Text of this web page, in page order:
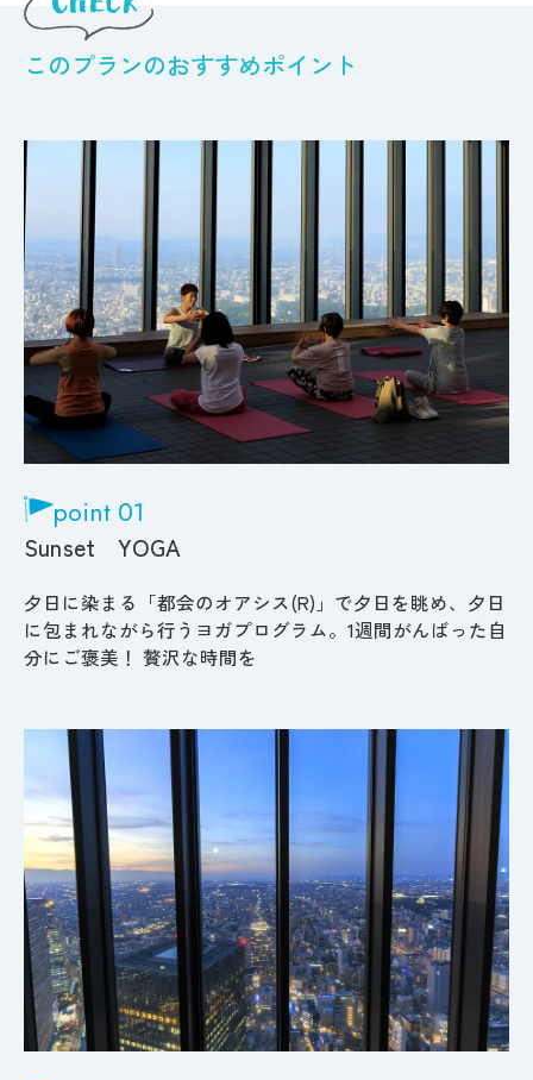
このプランのおすすめポイント
point 01
Sunset YOGA
夕日に染まる「都会のオアシス(R)」で夕日を眺め、夕日
に包まれながら行うヨガプログラム。1週間がんばった自
分にご褒美！ 贅沢な時間を